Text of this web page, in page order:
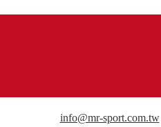
info@mr-sport.com.tw